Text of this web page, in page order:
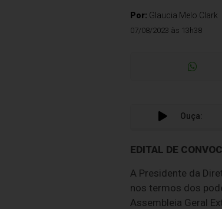
Por: Glaucia Melo Clark
07/08/2023 às 13h38
Ouça:
EDITAL DE
A Presidente da
nos termos dos
Assembleia Geral